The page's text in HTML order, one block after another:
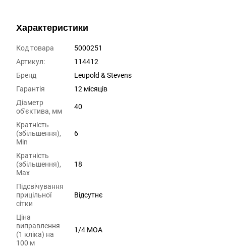
Характеристики
Код товара
5000251
Артикул:
114412
Бренд
Leupold & Stevens
Гарантія
12 місяців
Діаметр
об'єктива, мм
40
Кратність
(збільшення),
Min
6
Кратність
(збільшення),
Max
18
Підсвічування
прицільної
сітки
Відсутнє
Ціна
виправлення
(1 кліка) на
100 м
1/4 MOA